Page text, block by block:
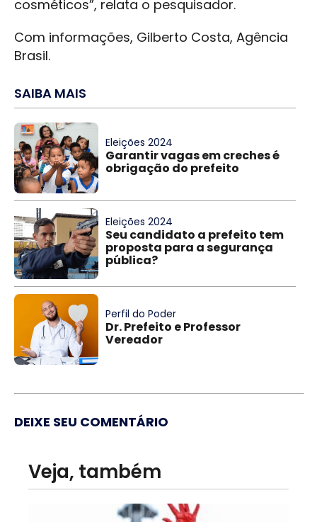
cosméticos”, relata o pesquisador.
Com informações, Gilberto Costa, Agência
Brasil.
SAIBA MAIS
Eleições 2024
Garantir vagas em creches é
obrigação do prefeito
Eleições 2024
Seu candidato a prefeito tem
proposta para a segurança
pública?
Perfil do Poder
Dr. Prefeito e Professor
Vereador
DEIXE SEU COMENTÁRIO
Veja, também